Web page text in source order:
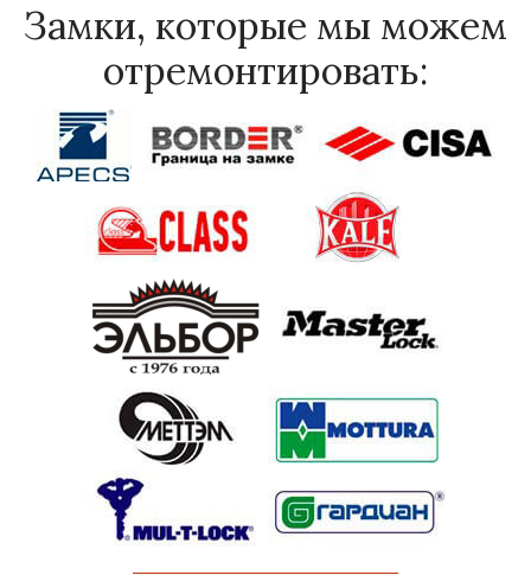
Замки, которые мы можем
отремонтировать: